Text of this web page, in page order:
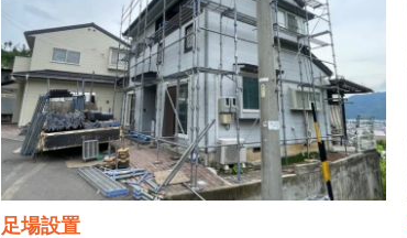
足場設置